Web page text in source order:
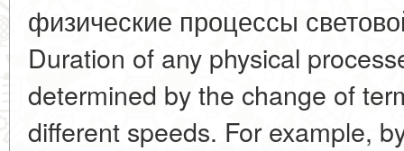
физические процессы
Duration of any physical
determined by the change of
different speeds. For example,